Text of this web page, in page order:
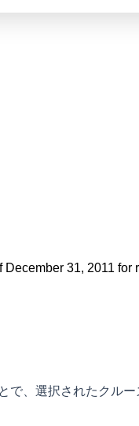
31, 2011 for
、選択されたクル